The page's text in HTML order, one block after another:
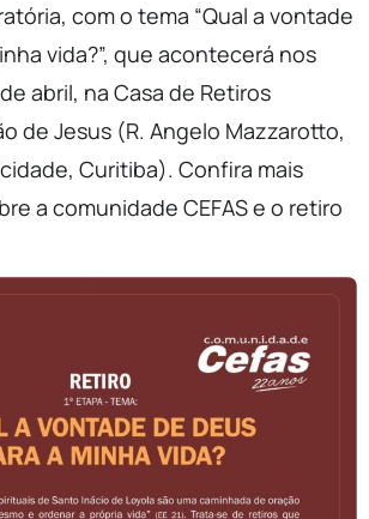
com o tema “Qual a vontade
vida?”, que acontecerá nos
abril, na Casa de Retiros
de Jesus (R. Angelo Mazzarotto,
Curitiba). Confira mais
a comunidade CEFAS e o retiro